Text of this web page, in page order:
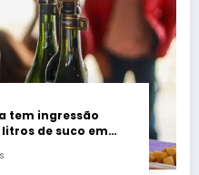
tem ingressão
de suco em